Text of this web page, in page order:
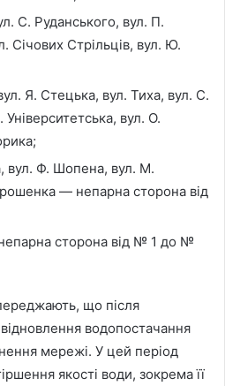
С. Руданського, вул. П.
Січових Стрільців, вул. Ю.
Я. Стецька, вул. Тиха, вул. С.
вул. О.
вул. Ф. Шопена, вул. М.
— непарна сторона від
сторона від № 1 до №
що після
водопостачання
мережі. У цей період
якості води, зокрема її